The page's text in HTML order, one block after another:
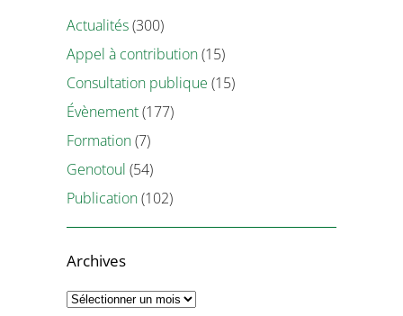
Actualités(300)
Appel à contribution(15)
Consultation publique (15)
Évènement(177)
Formation(7)
Genotoul (54)
Publication(102)
Archives
Archives